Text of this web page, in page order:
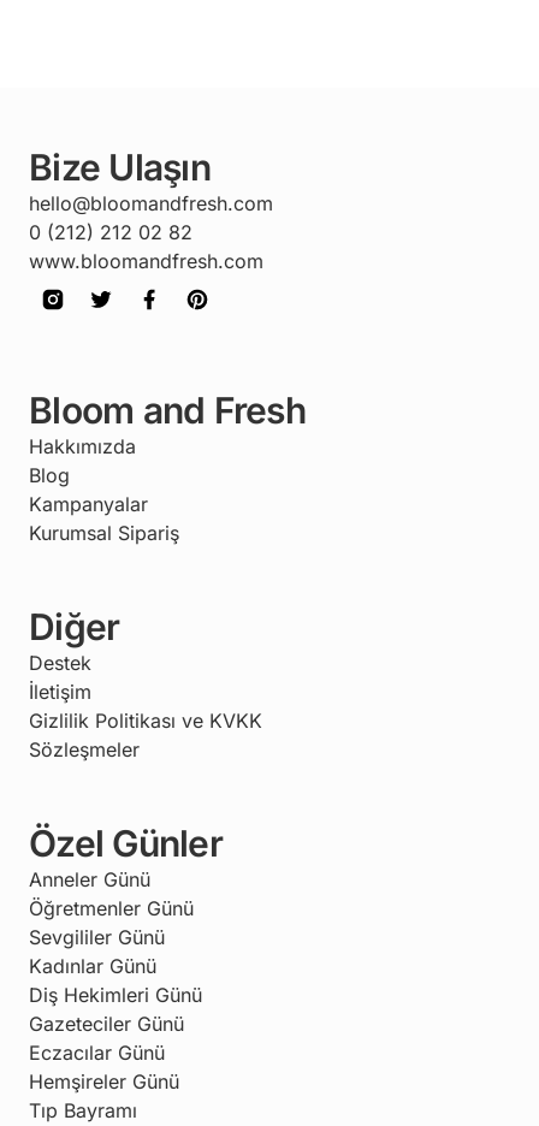
Bize Ulaşın
hello@bloomandfresh.com
0 (212) 212 02 82
www.bloomandfresh.com
Bloom and Fresh
Hakkımızda
Blog
Kampanyalar
Kurumsal Sipariş
Diğer
Destek
İletişim
Gizlilik Politikası ve KVKK
Sözleşmeler
Özel Günler
Anneler Günü
Öğretmenler Günü
Sevgililer Günü
Kadınlar Günü
Diş Hekimleri Günü
Gazeteciler Günü
Eczacılar Günü
Hemşireler Günü
Tıp Bayramı